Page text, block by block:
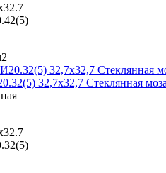
32,7x32,7 Стеклянная